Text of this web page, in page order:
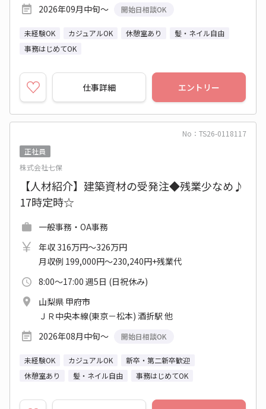
2026年09月中旬～
開始日相談OK
未経験OK カジュアルOK 休憩室あり
髪・ネイル自由
事務はじめてOK
仕事詳細 エントリー
No：TS26-0118117
正社員
株式会社七保
【人材紹介】建築資材の受発注◆残業少なめ♪
17時定時☆
一般事務・OA事務
年収 316万円～326万円
月収例 199,000円～230,240円+残業代
8:00～17:00 週5日 (日祝休み)
山梨県 甲府市
ＪＲ中央本線(東京－松本) 酒折駅 他
2026年08月中旬～
開始日相談OK
未経験OK カジュアルOK
新卒・第二新卒歓迎
休憩室あり
髪・ネイル自由 事務はじめてOK